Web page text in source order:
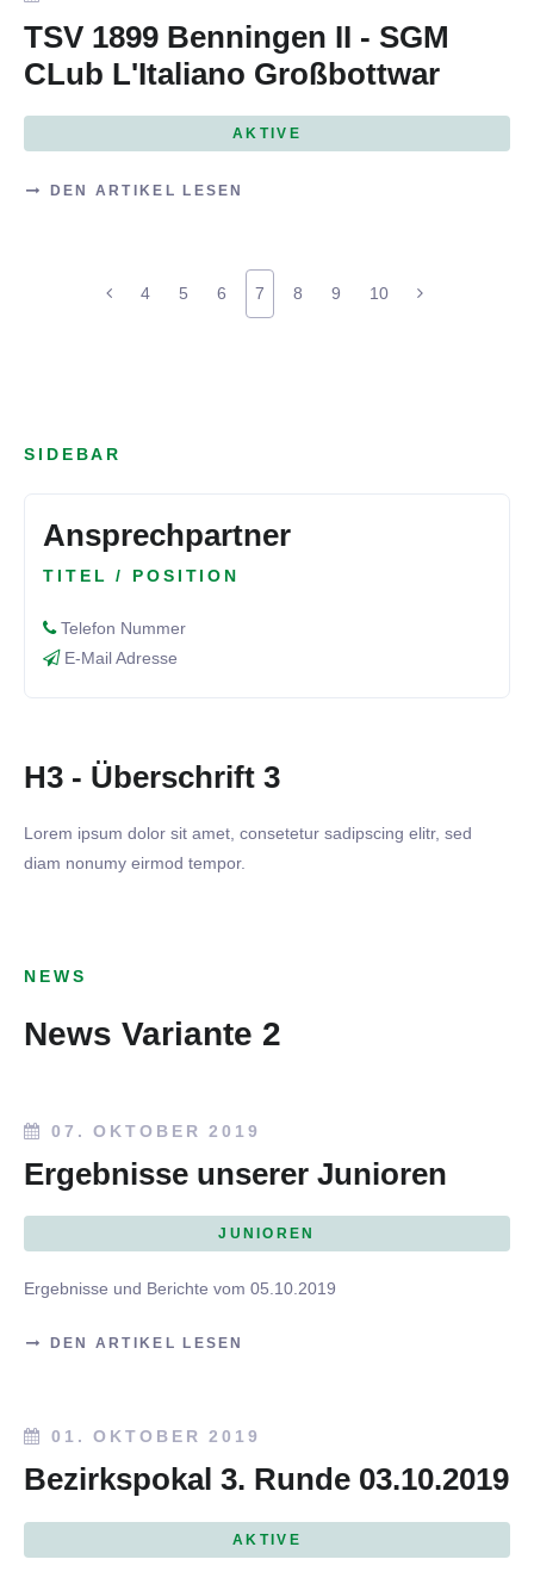
TSV 1899 Benningen II - SGM
CLub L'Italiano Großbottwar
AKTIVE
DEN ARTIKEL LESEN
4 5 6 7 8 9 10
SIDEBAR
Ansprechpartner
TITEL / POSITION
Telefon Nummer
E-Mail Adresse
H3 - Überschrift 3
Lorem ipsum dolor sit amet, consetetur sadipscing elitr, sed
diam nonumy eirmod tempor.
NEWS
News Variante 2
07. OKTOBER 2019
Ergebnisse unserer Junioren
JUNIOREN
Ergebnisse und Berichte vom 05.10.2019
DEN ARTIKEL LESEN
01. OKTOBER 2019
Bezirkspokal 3. Runde 03.10.2019
AKTIVE